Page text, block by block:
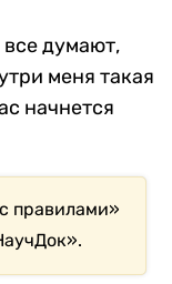
думают,
меня такая
начнется
правилами»